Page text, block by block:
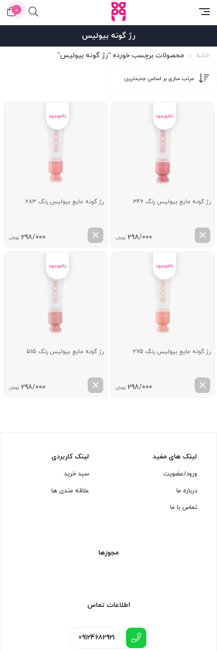
0
رژ گونه بیولیس
خانه محصولات برچسب خورده “رژ گونه بیولیس”
رژ گونه مایع بیولیس رنگ 346
298/000 تومان
رژ گونه مایع بیولیس رنگ 283
298/000 تومان
رژ گونه مایع بیولیس رنگ 275
298/000 تومان
رژ گونه مایع بیولیس رنگ 515
298/000 تومان
لینک های مفید
ورود/عضویت
درباره ما
تماس با ما
لینک کاربردی
سبد خرید
علاقه مندی ها
مجوزها
اطلاعات تماس
09124682921